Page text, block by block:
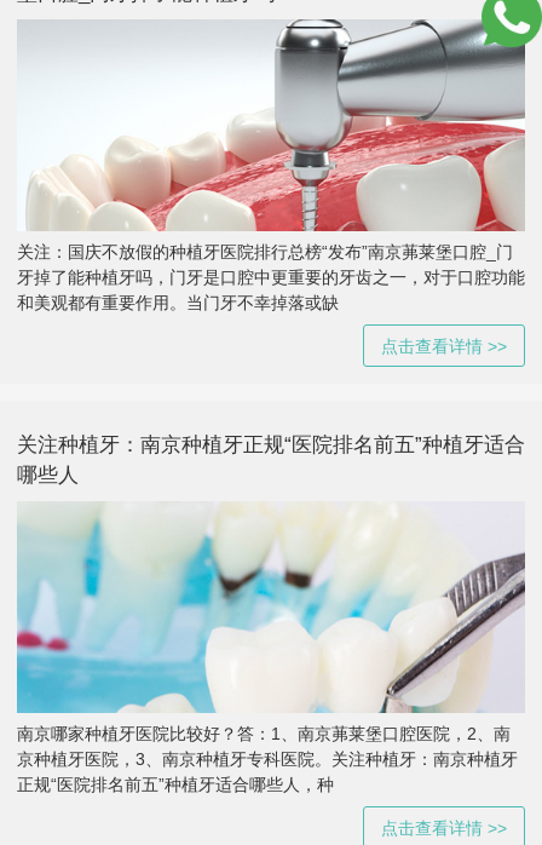
关注：国庆不放假的种植牙医院排行总榜“发布”南京茀莱堡口腔_门
牙掉了能种植牙吗，门牙是口腔中更重要的牙齿之一，对于口腔功能
和美观都有重要作用。当门牙不幸掉落或缺
点击查看详情 >>
关注种植牙：南京种植牙正规“医院排名前五”种植牙适合
哪些人
南京哪家种植牙医院比较好？答：1、南京茀莱堡口腔医院，2、南
京种植牙医院，3、南京种植牙专科医院。关注种植牙：南京种植牙
正规“医院排名前五”种植牙适合哪些人，种
点击查看详情 >>